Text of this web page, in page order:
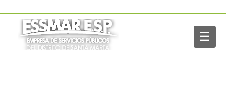
☰
Navegación
principal
Inicio
Nosotros